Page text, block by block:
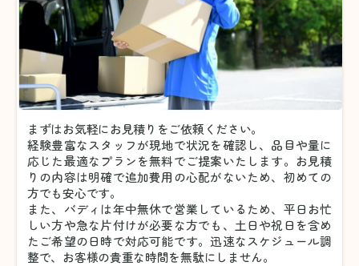
まずはお気軽にお見積りをご依頼ください。
経験豊富なスタッフが現地で状況を確認し、品目や量に
応じた最適なプランを無料でご提案いたします。お見積
りの内容は明確で追加費用の心配がないため、初めての
方でも安心です。
また、バディは年中無休で営業しているため、平日お忙
しい方や急な片付けが必要な方でも、土日や祝日を含め
たご希望の日時で対応可能です。迅速なスケジュール調
整で、お客様の貴重な時間を無駄にしません。